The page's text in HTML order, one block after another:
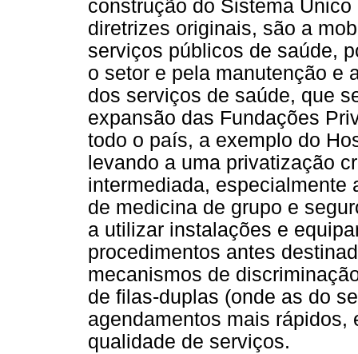
construção do Sistema
diretrizes originais, são a
serviços públicos de saúde,
o setor e pela manutenção e
dos serviços de saúde, que
expansão das Fundações
todo o país, a exemplo do
levando a uma privatização
intermediada, especialmente
de medicina de grupo e
a utilizar instalações e
procedimentos antes
mecanismos de
de filas-duplas (onde as do
agendamentos mais rápidos,
qualidade de serviços.